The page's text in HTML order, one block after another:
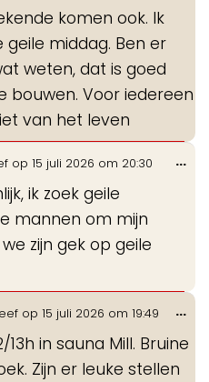
komen ook. Ik
geile middag. Ben er
weten, dat is goed
bouwen. Voor iedereen
van het leven
op 15 juli 2026 om 20:30
ik zoek geile
mannen om mijn
zijn gek op geile
...
op 15 juli 2026 om 19:49
in sauna Mill. Bruine
Zijn er leuke stellen
...